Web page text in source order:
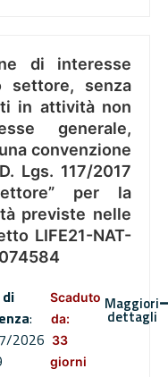
di interesse
senza
in attività non
generale,
convenzione
Lgs. 117/2017
per la
previste nelle
LIFE21-NAT-
:
2026
Scaduto
da:
33
giorni
Maggiori
dettagli